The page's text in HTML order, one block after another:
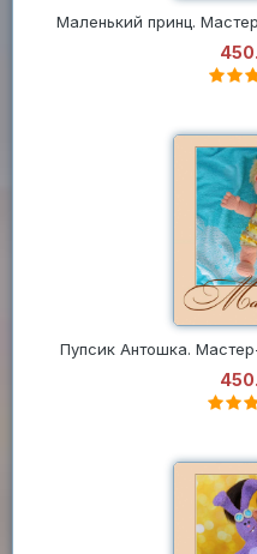
Маленький принц.
Пупсик Антошка.